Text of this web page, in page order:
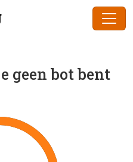
geen bot bent